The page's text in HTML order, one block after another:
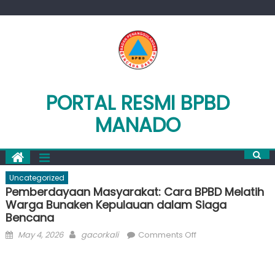
PORTAL RESMI BPBD
MANADO
Uncategorized
Pemberdayaan Masyarakat: Cara BPBD Melatih
Warga Bunaken Kepulauan dalam Siaga
Bencana
Posted
May 4, 2026 Author
gacorkali Comments Offon